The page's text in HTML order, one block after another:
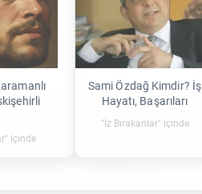
içinde
Sami Özdağ Kimdir? İş
Hayatı, Başarıları
"İz Bırakanlar" içinde